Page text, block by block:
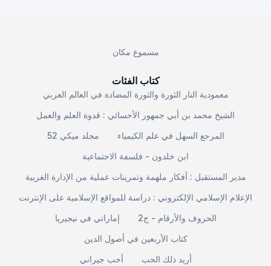
مسموع مكان
كتاب الفئات
معمودية النار الثورة والثورة المضادة في العالم العربي
الشيخ محمد بن أبي جمهور الأحسائي : قدوة العلم والعمل
مجلد ميكي 52
المرجع السهل في علم الكيمياء
ابن خلدون - فلسفة الاجتماعية
مدير المستقبل : أفكار ملهمة وتمرينات عملية من الإدارة الغربية
الإعلام الإسلامي الإلكتروني : دراسة للمواقع الإسلامية على الإنترنت
إماراتي في نيجيريا
الحروف والأرقام - ج2
كتاب الأربعين في أصول الدين
أحب جيراني
أريد ذلك الحب